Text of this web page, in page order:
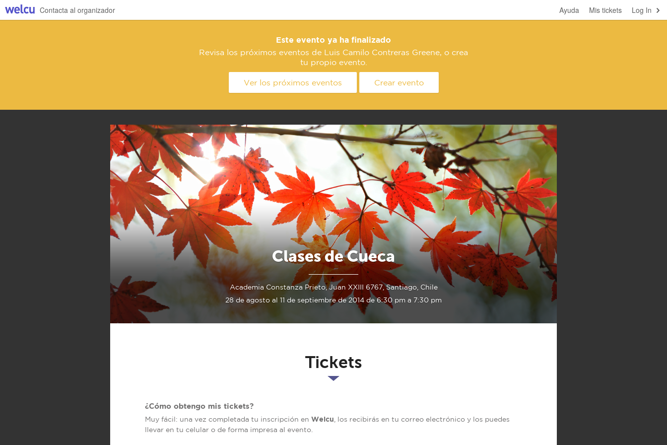
Log In
Mis tickets
Ayuda
Contacta al organizador
Este evento ya ha finalizado
Revisa los próximos eventos de Luis Camilo Contreras Greene, o crea
tu propio evento.
Ver los próximos eventos Crear evento
Clases de Cueca
Academia Constanza Prieto, Juan XXIII 6767, Santiago, Chile
28 de agosto al 11 de septiembre de 2014 de 6:30 pm a 7:30 pm
Tickets
¿Cómo obtengo mis tickets?
Muy fácil: una vez completada tu inscripción en Welcu , los recibirás en tu correo electrónico y los puedes
llevar en tu celular o de forma impresa al evento.